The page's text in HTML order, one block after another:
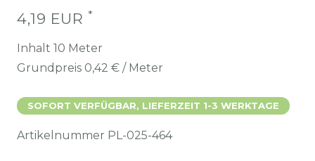
4,19 EUR *
Inhalt 10 Meter
Grundpreis 0,42 € / Meter
SOFORT VERFÜGBAR, LIEFERZEIT 1-3 WERKTAGE
Artikelnummer PL-025-464